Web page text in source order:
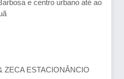
e centro urbano até ao
ZECA ESTACIONÂNCIO